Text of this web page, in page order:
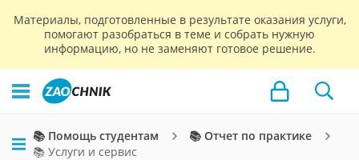
Материалы, подготовленные в результате оказания услуги,
помогают разобраться в теме и собрать нужную
информацию, но не заменяют готовое решение.
📚 Помощь студентам
📚 Отчет по практике
📚 Услуги и сервис